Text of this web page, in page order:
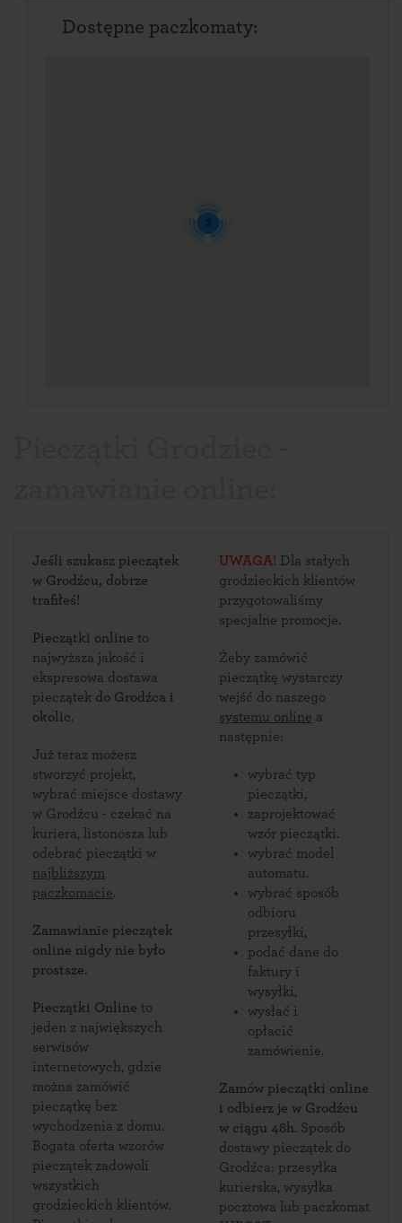
Dostępne paczkomaty:
3
Jeśli szukasz pieczątek
w Grodźcu, dobrze
trafiłeś!
Pieczątki online to
najwyższa jakość i
ekspresowa dostawa
pieczątek do Grodźca i
okolic.
Już teraz możesz
stworzyć projekt,
wybrać miejsce dostawy
w Grodźcu - czekać na
kuriera, listonosza lub
odebrać pieczątki w
najbliższym
paczkomacie.
Zamawianie pieczątek
online nigdy nie było
prostsze.
Pieczątki Online to
jeden z największych
serwisów
internetowych, gdzie
można zamówić
pieczątkę bez
wychodzenia z domu.
Bogata oferta wzorów
pieczątek zadowoli
wszystkich
grodzieckich klientów.
UWAGA! Dla stałych
grodzieckich klientów
przygotowaliśmy
specjalne promocje.
Żeby zamówić
pieczątkę wystarczy
wejść do naszego
systemu online a
następnie:
wybrać typ
pieczątki,
zaprojektować
wzór pieczątki.
wybrać model
automatu.
wybrać sposób
odbioru
przesyłki,
podać dane do
faktury i
wysyłki,
wysłać i
opłacić
zamówienie.
Zamów pieczątki online
i odbierz je w Grodźcu
w ciągu 48h. Sposób
dostawy pieczątek do
Grodźca: przesyłka
kurierska, wysyłka
pocztowa lub paczkomat